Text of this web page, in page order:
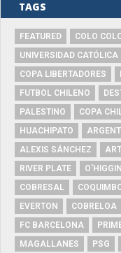
TAGS
FEATURED COLO
UNIVERSIDAD CATÓLICA
COPA LIBERTADORES
FUTBOL CHILENO
PALESTINO
COPA
HUACHIPATO
ALEXIS SÁNCHEZ
RIVER PLATE
COBRESAL
EVERTON
COBRELOA
FC BARCELONA
MAGALLANES
PSG